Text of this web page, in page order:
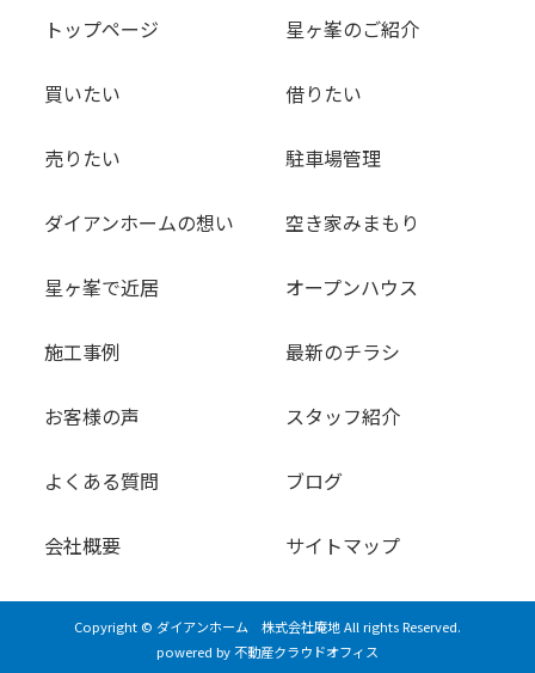
トップページ 星ヶ峯のご紹介
買いたい 借りたい
売りたい 駐車場管理
ダイアンホームの想い 空き家みまもり
星ヶ峯で近居 オープンハウス
施工事例 最新のチラシ
お客様の声 スタッフ紹介
よくある質問 ブログ
会社概要 サイトマップ
Copyright © ダイアンホーム 株式会社庵地 All rights Reserved.
powered by 不動産クラウドオフィス